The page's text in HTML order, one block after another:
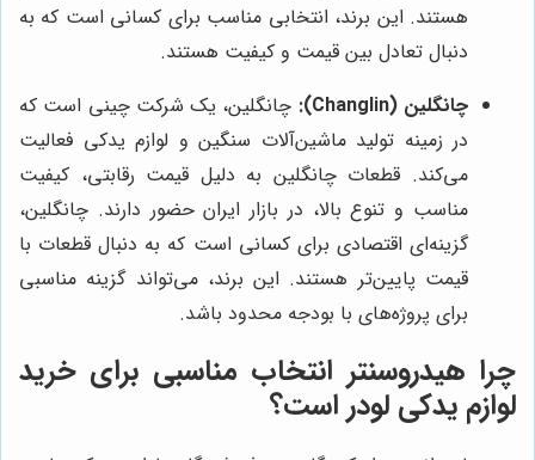
هستند. این برند، انتخابی مناسب برای کسانی است که به
دنبال تعادل بین قیمت و کیفیت هستند.
چانگلین (Changlin):
چانگلین، یک شرکت چینی است که
در زمینه تولید ماشین‌آلات سنگین و لوازم یدکی فعالیت
می‌کند. قطعات چانگلین به دلیل قیمت رقابتی، کیفیت
مناسب و تنوع بالا، در بازار ایران حضور دارند. چانگلین،
گزینه‌ای اقتصادی برای کسانی است که به دنبال قطعات با
قیمت پایین‌تر هستند. این برند، می‌تواند گزینه مناسبی
برای پروژه‌های با بودجه محدود باشد.
چرا هیدروسنتر انتخاب مناسبی برای خرید
لوازم یدکی لودر است؟